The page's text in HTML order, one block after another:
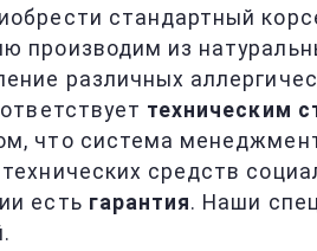
стандартный
производим из
различных
техническим
что система
средств
есть гарантия. Наши